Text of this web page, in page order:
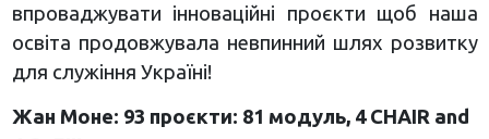
впроваджувати інноваційні проєкти щоб наша
освіта продовжувала невпинний шлях розвитку
для служіння Україні!
Жан Моне: 93 проєкти: 81 модуль, 4 CHAIR and